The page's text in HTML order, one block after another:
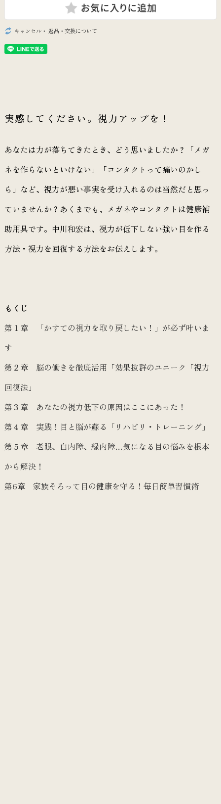
キャンセル・ 返品・交換について
実感してください。視力アップを！
あなたは力が落ちてきたとき、どう思いましたか？「メガ
ネを作らないといけない」「コンタクトって痛いのかし
ら」など、視力が悪い事実を受け入れるのは当然だと思っ
ていませんか？あくまでも、メガネやコンタクトは健康補
助用具です。中川和宏は、視力が低下しない強い目を作る
方法・視力を回復する方法をお伝えします。
もくじ
第１章 「かすての視力を取り戻したい！」が必ず叶いま
す
第２章 脳の働きを徹底活用「効果抜群のユニーク「視力
回復法」
第３章 あなたの視力低下の原因はここにあった！
第４章 実践！目と脳が蘇る「リハビリ・トレーニング」
第５章 老眼、白内障、緑内障…気になる目の悩みを根本
から解決！
第6章 家族そろって目の健康を守る！毎日簡単習慣術